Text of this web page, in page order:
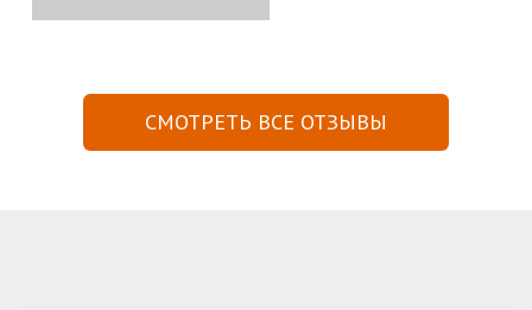
СМОТРЕТЬ ВСЕ ОТЗЫВЫ